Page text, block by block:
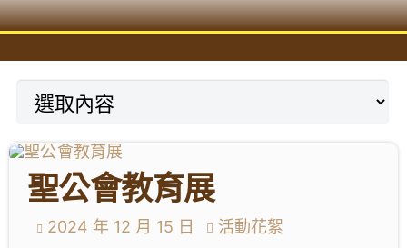
明才人學習藍圖
明才人成長階梯
教師專業社群
學生成就與學校活動
我們的聯繫
聖公會教育展
2024 年 12 月 15 日
活動花絮